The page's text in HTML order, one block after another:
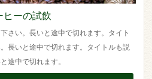
ヒーの試飲
さい。長いと途中で切れます。タイト
長いと途中で切れます。タイトルも説
途中で切れます。